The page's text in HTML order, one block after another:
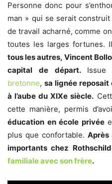
Personne donc pour
man » qui se serait
de travail acharné, comme
toutes les larges fortunes.
tous les autres, Vincent
capital de départ.
bretonne,sa lignée reposait
à l’aube du XIXe siècle.
cette manière, permis
éducation en école privée
plus que confortable. Après
importants chez
familiale avec son frère.